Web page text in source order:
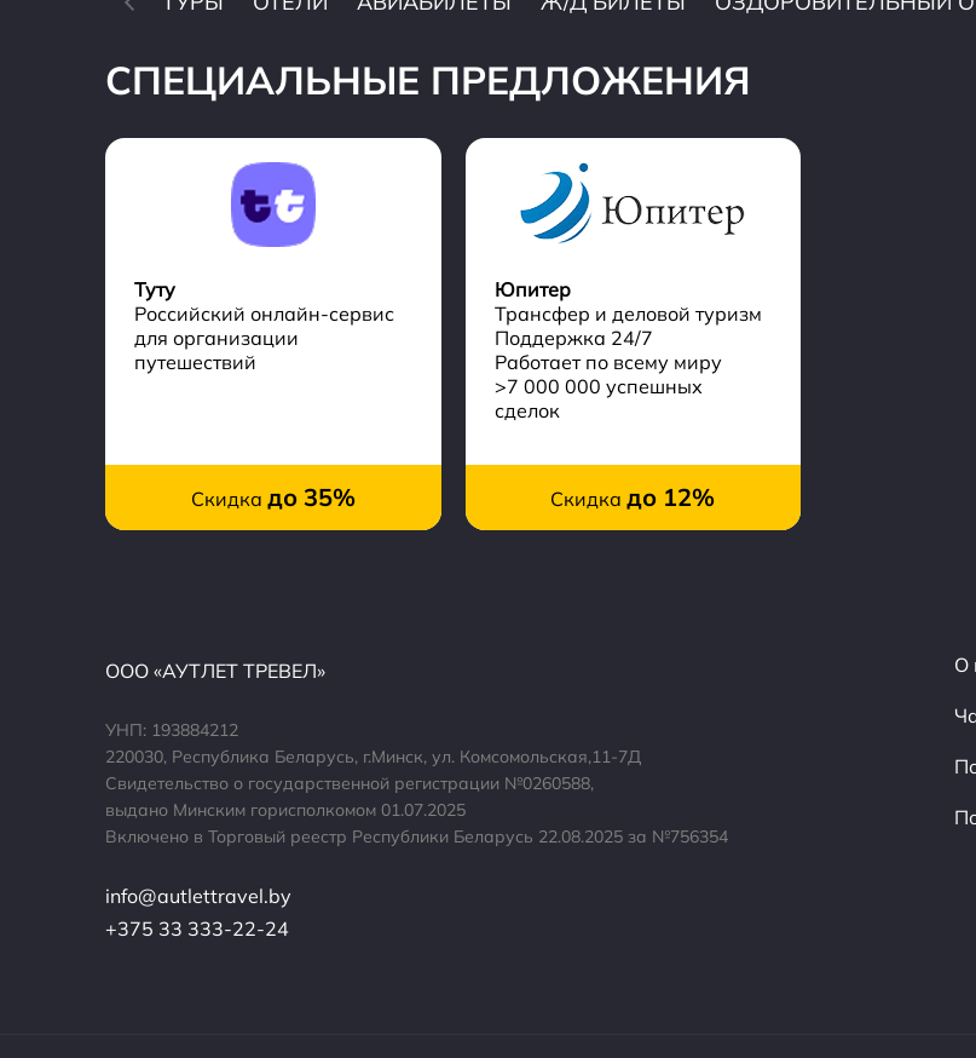
СПЕЦИАЛЬНЫЕ ПРЕДЛОЖЕНИЯ
Туту
Российский онлайн-сервис
для организации
путешествий
Скидка до 35%
Юпитер
Трансфер и деловой туризм
Поддержка 24/7
Работает по всему миру
>7 000 000 успешных
сделок
Скидкадо 12%
ООО «АУТЛЕТ ТРЕВЕЛ»
УНП: 193884212
220030, Республика Беларусь, г.Минск, ул. Комсомольская,11-7Д
Свидетельство о государственной регистрации №0260588,
выдано Минским горисполкомом 01.07.2025
Включено в Торговый реестр Республики Беларусь 22.08.2025 за №756354
info@autlettravel.by
+375 33 333-22-24
О